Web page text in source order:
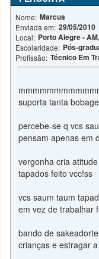
Nome: Marcus
Enviada em: 29/05/2010
Local: Porto Alegre -
Escolaridade: Pós-
Profissão: Técnico Em
suporta tanta
percebe-se q vcs
pensam apenas em
vergonha cria
tapados feito vcc!ss
vcs saum taum
em vez de trabalhar
bando de
crianças e estragar